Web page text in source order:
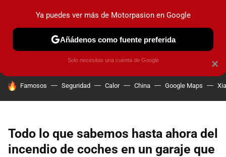
PRUEBAS COCHES ELÉCTRICOS OBSERVATORIO
HOY SE HABLA DE
Famosos Seguridad Calor China Google Maps
Todo lo que sabemos hasta ahora del
incendio de coches en un garaje que
×
Ya puedes ver más de Motorpasion en Google
Añádenos como fuente preferida
Solo necesitas una cuenta de Google